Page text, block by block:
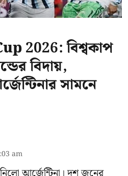
2026: বিশ্বকাপ
বিদায়,
সামনে
am